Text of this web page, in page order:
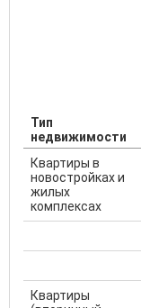
Тип
недвижимости
Квартиры в
новостройках и
жилых
комплексах
Квартиры